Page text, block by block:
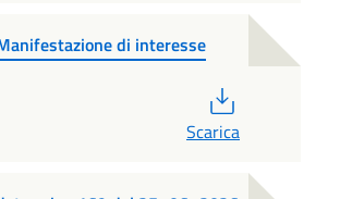
di interesse
Scarica